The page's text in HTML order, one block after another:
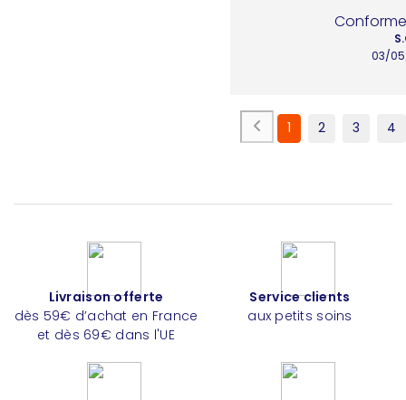
03/
1 2 3 4
Livraison offerte
dès 59€ d’achat en France
et dès 69€ dans l'UE
Service clients
aux petits soins